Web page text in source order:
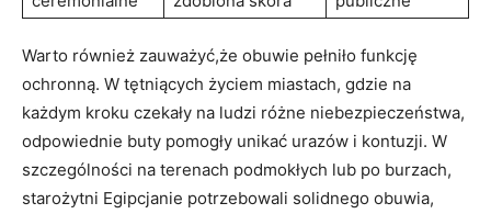
Warto ‌również zauważyć,że obuwie pełniło funkcję
ochronną. W tętniących życiem miastach, gdzie na​
każdym ‍kroku czekały na ludzi różne niebezpieczeństwa,⁢
odpowiednie buty pomogły unikać urazów ​i kontuzji. W⁣
szczególności na terenach podmokłych​ lub po burzach,
starożytni Egipcjanie potrzebowali solidnego obuwia,​